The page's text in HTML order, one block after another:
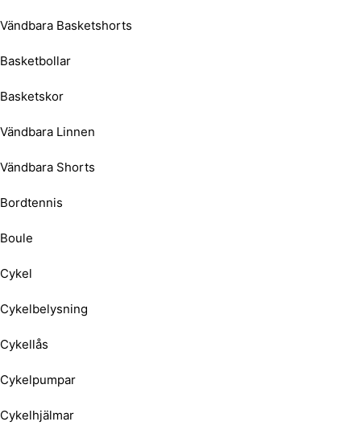
Vändbara Basketshorts
Basketbollar
Basketskor
Vändbara Linnen
Vändbara Shorts
Bordtennis
Boule
Cykel
Cykelbelysning
Cykellås
Cykelpumpar
Cykelhjälmar